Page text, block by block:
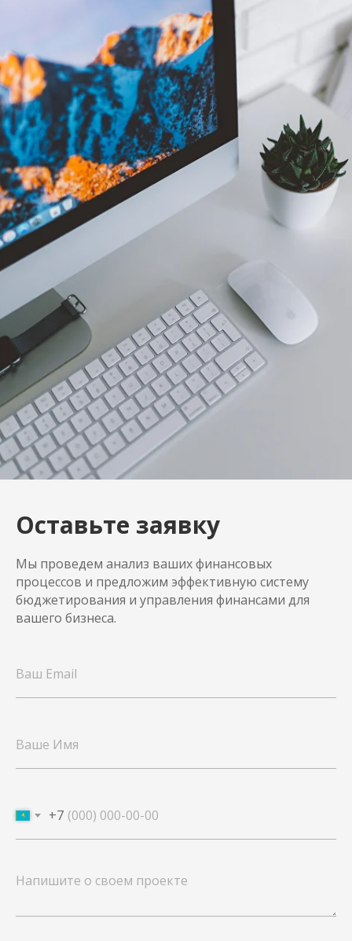
Оставьте заявку
Мы проведем анализ ваших финансовых
процессов и предложим эффективную систему
бюджетирования и управления финансами для
вашего бизнеса.
+7